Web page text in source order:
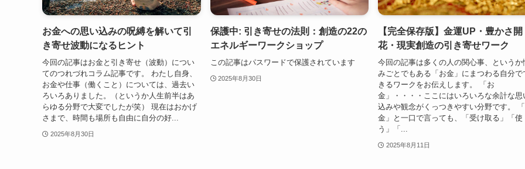
お金への思い込みの呪縛を解いて引
き寄せ波動になるヒント
今回の記事はお金と引き寄せ（波動）につい
てのつれづれコラム記事です。 わたし自身、
お金や仕事（働くこと）については、過去い
ろいろありました。（というか人生前半はあ
らゆる分野で大変でしたが笑） 現在はおかげ
さまで、時間も場所も自由に自分の好...
2025年8月30日
保護中: 引き寄せの法則：創造の22の
エネルギーワークショップ
この記事はパスワードで保護されています
2025年8月30日
【完全保存版】金運UP・豊かさ開
花・現実創造の引き寄せワーク
今回の記事は多くの人の関心事、というか
みごとでもある「お金」にまつわる自分で
きるワークをお伝えします。 「お
金」・・・・ここにはいろいろな余計な思
込みや観念がくっつきやすい分野です。
金」と一口で言っても、「受け取る」「使
う」「...
2025年8月11日